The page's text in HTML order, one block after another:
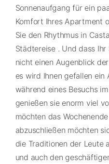
Sonnenaufgang für ein
Komfort Ihres Apartment
Sie den Rhythmus in
Städtereise . Und dass
nicht einen Augenblick
es wird Ihnen gefallen ein
während eines Besuchs
genießen sie enorm viel
möchten das
abzuschließen möchten
die Traditionen der Leute
und auch den